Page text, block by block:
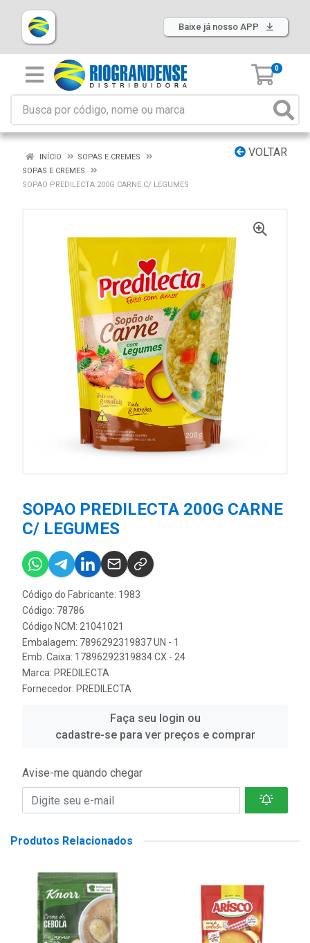
Baixe já nosso APP
0
VOLTAR
INÍCIO
SOPAS E CREMES
SOPAS E CREMES
SOPAO PREDILECTA 200G CARNE C/ LEGUMES
SOPAO PREDILECTA 200G CARNE
C/ LEGUMES
Código do Fabricante: 1983
Código: 78786
Código NCM: 21041021
Embalagem: 7896292319837 UN - 1
Emb. Caixa: 17896292319834 CX - 24
Marca: PREDILECTA
Fornecedor: PREDILECTA
Faça seu login ou
cadastre-se para ver preços e comprar
Avise-me quando chegar
Produtos Relacionados